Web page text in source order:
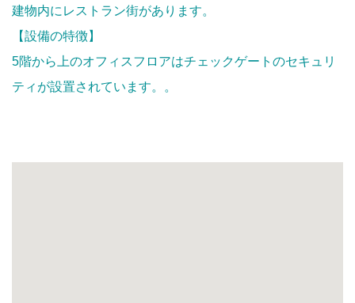
建物内にレストラン街があります。
【設備の特徴】
5階から上のオフィスフロアはチェックゲートのセキュリ
ティが設置されています。。